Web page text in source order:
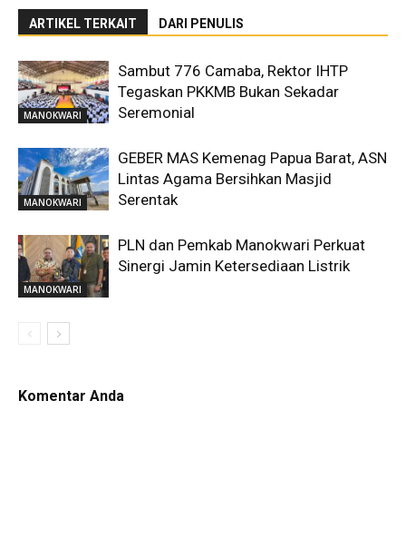
ARTIKEL TERKAIT DARI PENULIS
MANOKWARI
Sambut 776 Camaba, Rektor IHTP
Tegaskan PKKMB Bukan Sekadar
Seremonial
MANOKWARI
GEBER MAS Kemenag Papua Barat, ASN
Lintas Agama Bersihkan Masjid
Serentak
MANOKWARI
PLN dan Pemkab Manokwari Perkuat
Sinergi Jamin Ketersediaan Listrik
Komentar Anda